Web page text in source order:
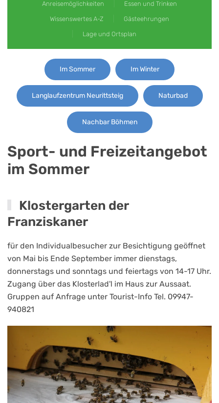
Anreisemöglichkeiten Essen und Trinken
Wissenswertes A-Z Gästeehrungen
Lage und Ortsplan
Im Sommer Im Winter
Langlaufzentrum Neurittsteig Naturbad
Nachbar Böhmen
Sport- und Freizeitangebot
im Sommer
Klostergarten der
Franziskaner
für den Individualbesucher zur Besichtigung geöffnet
von Mai bis Ende September immer dienstags,
donnerstags und sonntags und feiertags von 14-17 Uhr.
Zugang über das Klosterlad'l im Haus zur Aussaat.
Gruppen auf Anfrage unter Tourist-Info Tel. 09947-
940821